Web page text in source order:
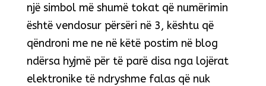
një simbol më shumë tokat që numërimin
është vendosur përsëri në 3, kështu që
qëndroni me ne në këtë postim në blog
ndërsa hyjmë për të parë disa nga lojërat
elektronike të ndryshme falas që nuk